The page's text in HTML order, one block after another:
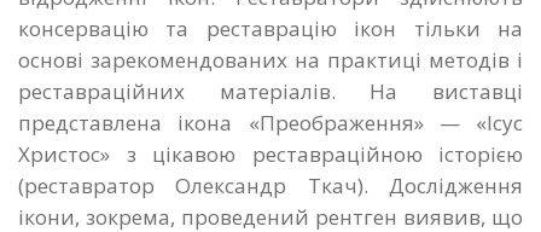
консервацію та реставрацію ікон тільки на
основі зарекомендованих на практиці методів і
реставраційних матеріалів. На виставці
представлена ікона «Преображення» — «Ісус
Христос» з цікавою реставраційною історією
(реставратор Олександр Ткач). Дослідження
ікони, зокрема, проведений рентген виявив, що